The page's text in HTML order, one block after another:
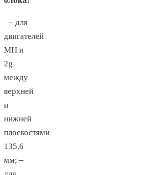
– для
двигателей
МН и
2g
между
верхней
и
нижней
плоскостями
135,6
мм; –